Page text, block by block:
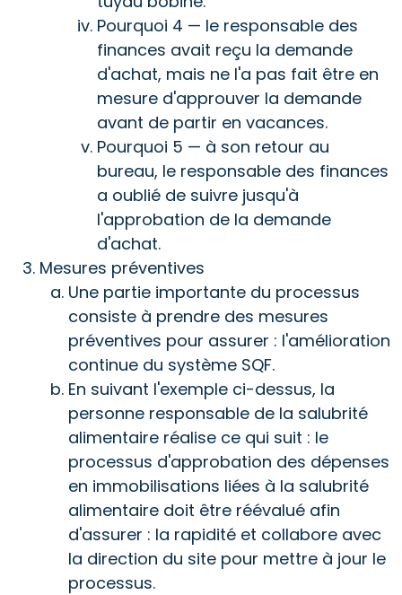
Pourquoi 4 — le responsable des
finances avait reçu la demande
d'achat, mais ne l'a pas fait être en
mesure d'approuver la demande
avant de partir en vacances.
Pourquoi 5 — à son retour au
bureau, le responsable des finances
a oublié de suivre jusqu'à
l'approbation de la demande
d'achat.
Mesures préventives
Une partie importante du processus
consiste à prendre des mesures
préventives pour assurer : l'amélioration
continue du système SQF.
En suivant l'exemple ci-dessus, la
personne responsable de la salubrité
alimentaire réalise ce qui suit : le
processus d'approbation des dépenses
en immobilisations liées à la salubrité
alimentaire doit être réévalué afin
d'assurer : la rapidité et collabore avec
la direction du site pour mettre à jour le
processus.